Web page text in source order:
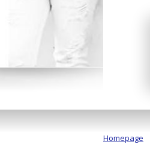
Homepage